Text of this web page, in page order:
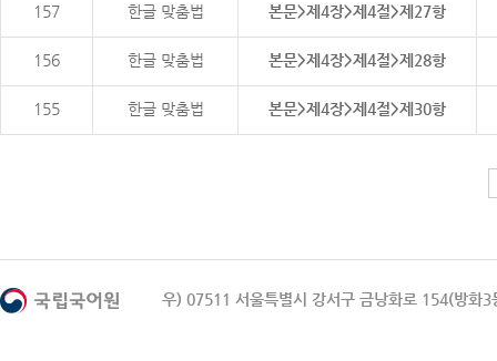
157 한글 맞춤법 본문>제4장>제4절>제27항
156 한글 맞춤법 본문>제4장>제4절>제28항
155 한글 맞춤법 본문>제4장>제4절>제30항
우) 07511 서울특별시 강서구 금낭화로 154(방화3